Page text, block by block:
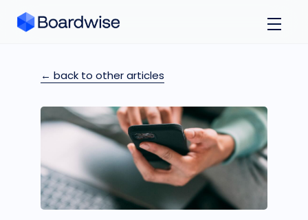
← back to other articles